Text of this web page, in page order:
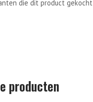
die dit product
producten